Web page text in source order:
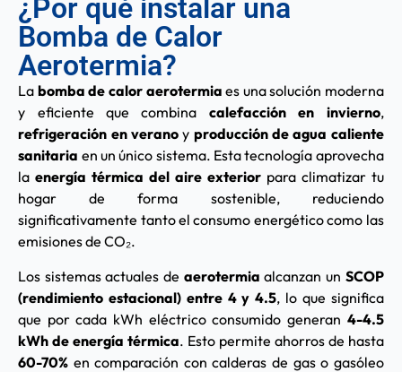
¿Por qué instalar una
Bomba de Calor
Aerotermia?
La bomba de calor aerotermia es una solución moderna
y eficiente que combina calefacción en invierno,
refrigeración en veranoy producción de agua caliente
sanitaria en un único sistema. Esta tecnología aprovecha
laenergía térmica del aire exteriorpara climatizar tu
hogar de forma sostenible, reduciendo
significativamente tanto el consumo energético como las
emisiones de CO₂.
Los sistemas actuales de aerotermia alcanzan un SCOP
(rendimiento estacional) entre 4 y 4.5, lo que significa
que por cada kWh eléctrico consumido generan 4-4.5
kWh de energía térmica. Esto permite ahorros de hasta
60-70% en comparación con calderas de gas o gasóleo